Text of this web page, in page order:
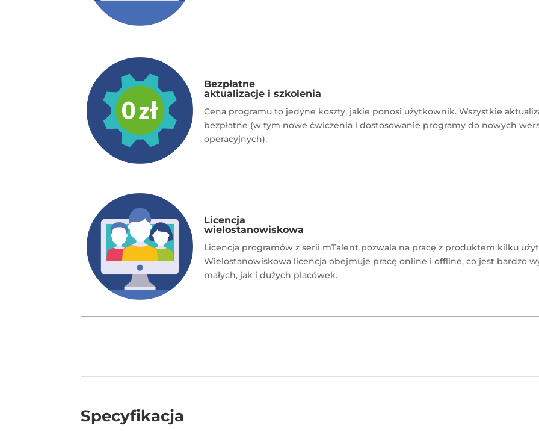
Bezpłatne
aktualizacje i szkolenia
Cena programu to jedyne koszty, jakie ponosi użytkownik. Wszystkie
bezpłatne (w tym nowe ćwiczenia i dostosowanie programy do nowych
operacyjnych).
Licencja
wielostanowiskowa
Licencja programów z serii mTalent pozwala na pracę z produktem kilku
Wielostanowiskowa licencja obejmuje pracę online i offline, co jest bardzo
małych, jak i dużych placówek.
Specyfikacja